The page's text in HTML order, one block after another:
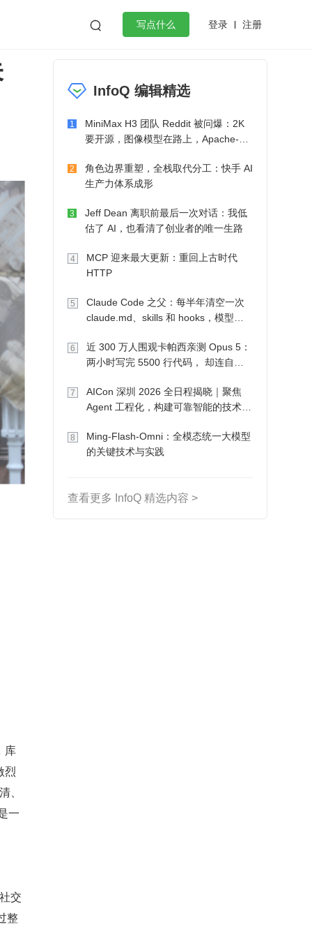
 写点什么 登录 注册
作
微服务架构 flutter
库
烈
一
交
整
InfoQ 编辑精选
1
MiniMax H3 团队 Reddit 被问爆：2K
要开源，图像模型在路上，Apache-2.0
2
角色边界重塑，全栈取代分工：快手 AI
生产力体系成形
3
Jeff Dean 离职前最后一次对话：我低
估了 AI，也看清了创业者的唯一生路
4
MCP 迎来最大更新：重回上古时代
HTTP
5
Claude Code 之父：每半年清空一次
claude.md、skills 和 hooks，模型自
6
近 300 万人围观卡帕西亲测 Opus 5：
两小时写完 5500 行代码， 却连自己
7
AICon 深圳 2026 全日程揭晓｜聚焦
Agent 工程化，构建可靠智能的技术路
8
Ming-Flash-Omni：全模态统一大模型
的关键技术与实践
查看更多 InfoQ 精选内容 >